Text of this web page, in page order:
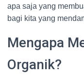
apa saja yang
bagi kita yang
Mengapa
Organik?